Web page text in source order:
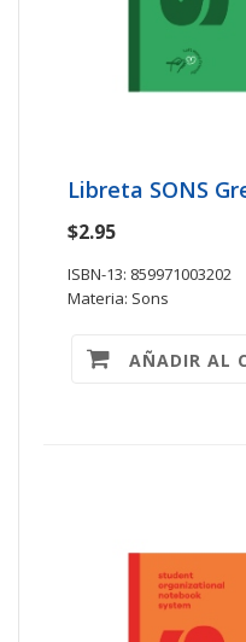
Libreta SONS
$2.95
ISBN-13: 859971003202
Materia: Sons
AÑADIR AL